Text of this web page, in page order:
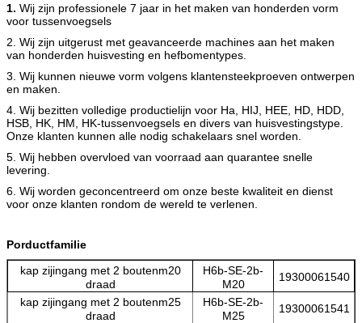
1. Wij zijn professionele 7 jaar in het maken van honderden vorm
voor tussenvoegsels
2. Wij zijn uitgerust met geavanceerde machines aan het maken
van honderden huisvesting en hefbomentypes.
3. Wij kunnen nieuwe vorm volgens klantensteekproeven ontwerpen
en maken.
4. Wij bezitten volledige productielijn voor Ha, HIJ, HEE, HD, HDD,
HSB, HK, HM, HK-tussenvoegsels en divers van huisvestingstype.
Onze klanten kunnen alle nodig schakelaars snel worden.
5. Wij hebben overvloed van voorraad aan quarantee snelle
levering.
6. Wij worden geconcentreerd om onze beste kwaliteit en dienst
voor onze klanten rondom de wereld te verlenen.
Porductfamilie
kap zijingang met 2 boutenm20
draad
H6b-SE-2b-
M20
19300061540
kap zijingang met 2 boutenm25
draad
H6b-SE-2b-
M25
19300061541